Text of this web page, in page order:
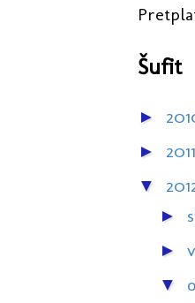
Šufit
►
► 2011
▼
►
►
▼